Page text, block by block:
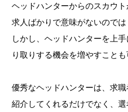
ヘッドハンターからのスカウ
求人ばかりで意味がないのでは
しかし、ヘッドハンターを上
り取りする機会を増やすことも
優秀なヘッドハンターは、求
紹介してくれるだけでなく、